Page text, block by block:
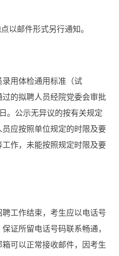
以邮件形式另行通知。
用体检通用标准（试
的拟聘人员经院党委会审批
。公示无异议的按有关规定
应按照单位规定的时限及要
作，未能按照规定时限及要
聘工作结束，考生应以电话号
证所留电话号码联系畅通，
可以正常接收邮件，因考生